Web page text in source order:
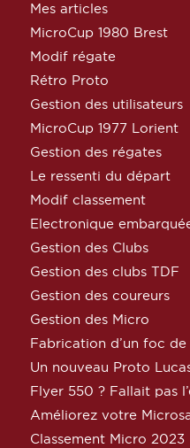
Mes articles
MicroCup 1980 Brest
Modif régate
Rétro Proto
Gestion des utilisateurs
MicroCup 1977 Lorient
Gestion des régates
Le ressenti du départ
Modif classement
Electronique
Gestion des Clubs
Gestion des clubs TDF
Gestion des coureurs
Gestion des Micro
Fabrication d’un foc
Un nouveau Proto
Flyer 550 ? Fallait pas
Améliorez votre
Classement Micro 2023